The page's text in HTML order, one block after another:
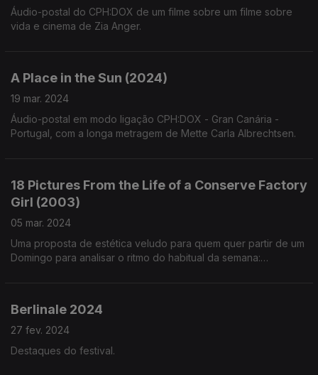
Áudio-postal do CPH:DOX de um filme sobre um filme sobre
vida e cinema de Zia Anger.
A Place in the Sun (2024)
19 mar. 2024
Áudio-postal em modo ligação CPH:DOX - Gran Canária -
Portugal, com a longa metragem de Mette Carla Albrechtsen.
18 Pictures From the Life of a Conserve Factory
Girl (2003)
05 mar. 2024
Uma proposta de estética veludo para quem quer partir de um
Domingo para analisar o ritmo do habitual da semana:
Berlinale 2024
27 fev. 2024
Destaques do festival.